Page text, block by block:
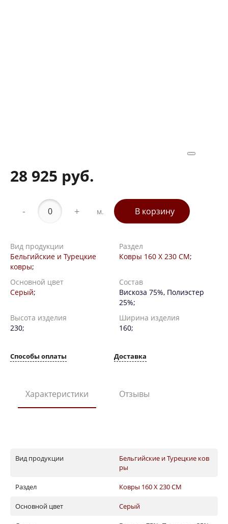
28 925 руб.
- + м. В корзину
Вид продукции
Бельгийские и Турецкие
ковры;
Раздел
Ковры 160 X 230 СМ;
Основной цвет
Серый;
Состав
Вискоза 75%, Полиэстер
25%;
Высота изделия
230;
Ширина изделия
160;
Способы оплаты Доставка
Характеристики Отзывы
Вид продукции
Бельгийские и Турецкие ков
ры
Раздел Ковры 160 X 230 СМ
Основной цвет Серый